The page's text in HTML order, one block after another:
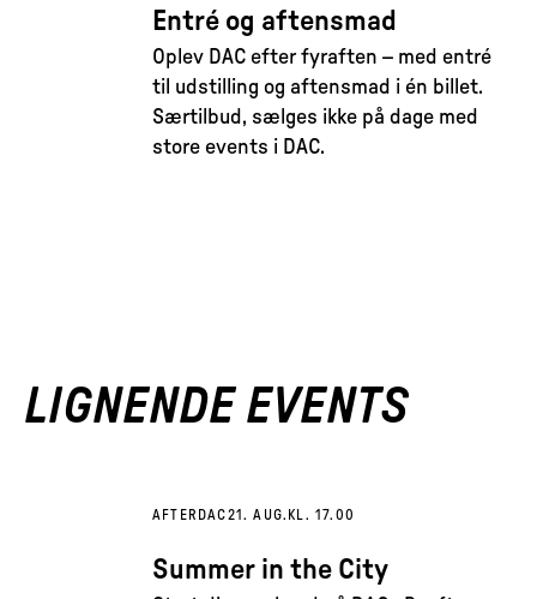
Entré og aftensmad
Oplev DAC efter fyraften – med entré
til udstilling og aftensmad i én billet.
Særtilbud, sælges ikke på dage med
store events i DAC.
LIGNENDE EVENTS
AFTERDAC21. AUG. KL. 17.00
Summer in the City